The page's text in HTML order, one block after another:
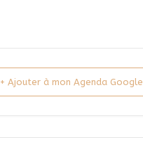
+ Ajouter à mon Agenda Google